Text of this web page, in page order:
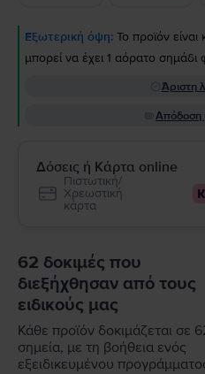
Εξωτερική όψη: Το προϊόν
μπορεί να έχει 1 αόρατο σημάδι
Άριστη
Απόδοση
Δόσεις ή Κάρτα online
Πιστωτική/
Χρεωστική
κάρτα
62 δοκιμές που
διεξήχθησαν από τους
ειδικούς μας
Κάθε προϊόν δοκιμάζεται σε
σημεία, με τη βοήθεια ενός
εξειδικευμένου